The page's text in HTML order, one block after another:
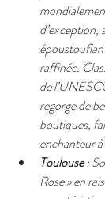
raffinée.
de
regorge de
boutiques,
enchanteur
Toulouse :
Rose » en